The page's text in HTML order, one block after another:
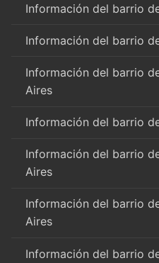
Información del barrio
Información del barrio
Información del barrio
Aires
Información del barrio
Información del barrio
Aires
Información del barrio
Aires
Información del barrio